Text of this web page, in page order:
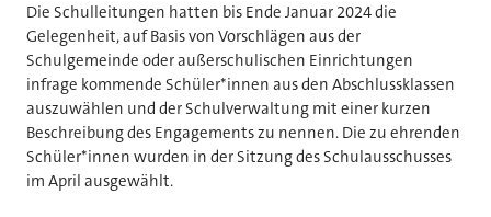
Die Schulleitungen hatten bis Ende Januar 2024 die
Gelegenheit, auf Basis von Vorschlägen aus der
Schulgemeinde oder außerschulischen Einrichtungen
infrage kommende Schüler*innen aus den Abschlussklassen
auszuwählen und der Schulverwaltung mit einer kurzen
Beschreibung des Engagements zu nennen. Die zu ehrenden
Schüler*innen wurden in der Sitzung des Schulausschusses
im April ausgewählt.